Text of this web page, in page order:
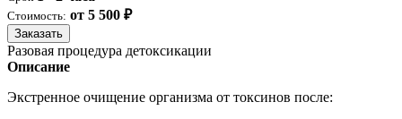
Стоимость: от 5 500 ₽
Заказать
Разовая процедура детоксикации
Описание
Экстренное очищение организма от токсинов после: